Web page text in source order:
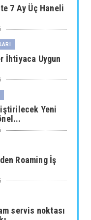
7 Ay Üç Haneli
İhtiyaca Uygun
Yeni
Roaming İş
servis noktası